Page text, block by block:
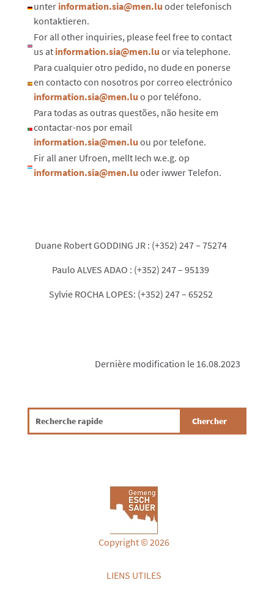
unter information.sia@men.lu oder telefonisch
kontaktieren.
For all other inquiries, please feel free to contact
us at information.sia@men.lu or via telephone.
Para cualquier otro pedido, no dude en ponerse
en contacto con nosotros por correo electrónico
information.sia@men.lu o por teléfono.
Para todas as outras questões, não hesite em
contactar-nos por email
information.sia@men.lu ou por telefone.
Fir all aner Ufroen, mellt Iech w.e.g. op
information.sia@men.lu oder iwwer Telefon.
Duane Robert GODDING JR : (+352) 247 – 75274
Paulo ALVES ADAO : (+352) 247 – 95139
Sylvie ROCHA LOPES: (+352) 247 – 65252
Dernière modification le 16.08.2023
Copyright © 2026
LIENS UTILES